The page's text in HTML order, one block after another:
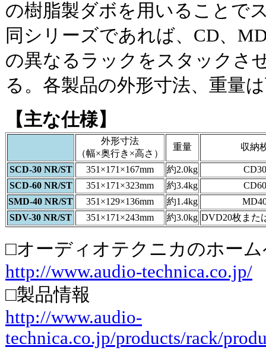
の樹脂製ダボを用いることで
同シリーズであれば、CD、
の異なるラックをスタックさ
る。各製品の外形寸法、重量
【主な仕様】
外形寸法
（幅×奥行き×高さ）
重量 収納
SCD-30 NR/ST 351×171×167mm 約2.0kg
SCD-60 NR/ST
351×171×323mm 約3.4kg
SMD-40 NR/ST
351×129×136mm 約1.4kg
SDV-30 NR/ST
351×171×243mm 約3.0kg DVD20枚また
□オーディオテクニカのホー
http://www.audio-technica.co.jp/
□製品情報
http://www.audio-
technica.co.jp/products/rack/